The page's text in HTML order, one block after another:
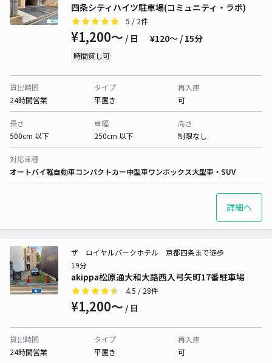
四条シティハイツ駐車場(コミュニティ・ラボ)
5 / 2件
¥1,200〜 / 日 ¥120〜 / 15分
時間貸し可
貸出時間
24時間営業
タイプ
平置き
再入庫
可
長さ
500cm 以下
車幅
250cm 以下
高さ
制限なし
対応車種
オートバイ軽自動車コンパクトカー中型車ワンボックス大型車・SUV
詳細へ
akippa松原通大和大路西入弓矢町17番駐車場
ザ ロイヤルパークホテル 京都四条まで徒歩
19分
4.5 / 28件
¥1,200〜 / 日
貸出時間
24時間営業
タイプ
平置き
再入庫
可